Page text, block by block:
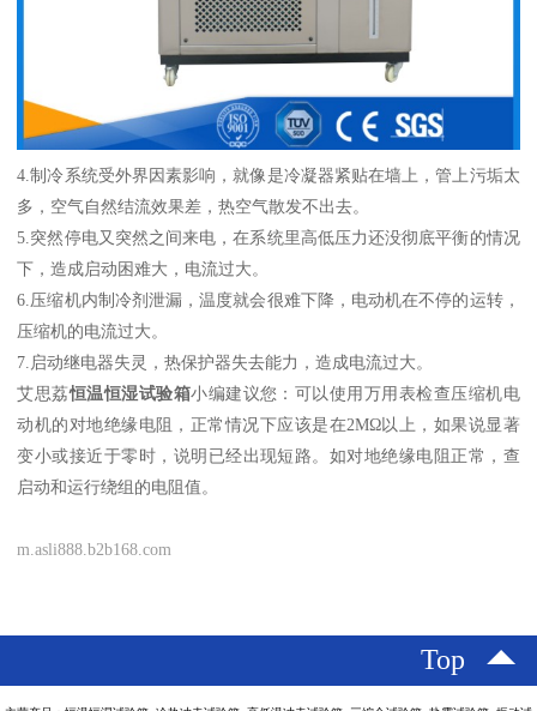
4.制冷系统受外界因素影响，就像是冷凝器紧贴在墙上，管上污垢太
多，空气自然结流效果差，热空气散发不出去。
5.突然停电又突然之间来电，在系统里高低压力还没彻底平衡的情况
下，造成启动困难大，电流过大。
6.压缩机内制冷剂泄漏，温度就会很难下降，电动机在不停的运转，
压缩机的电流过大。
7.启动继电器失灵，热保护器失去能力，造成电流过大。
艾思荔恒温恒湿试验箱小编建议您：可以使用万用表检查压缩机电
动机的对地绝缘电阻，正常情况下应该是在2MΩ以上，如果说显著
变小或接近于零时，说明已经出现短路。如对地绝缘电阻正常，查
启动和运行绕组的电阻值。
m.asli888.b2b168.com
Top